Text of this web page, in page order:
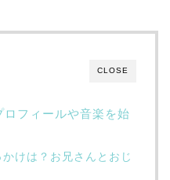
CLOSE
フィールや音楽を始
けは？お兄さんとおじ